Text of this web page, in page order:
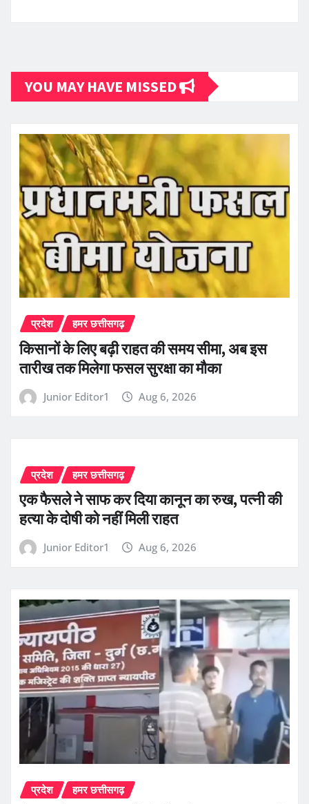
YOU MAY HAVE MISSED
प्रदेश हमर छत्तीसगढ़
किसानों के लिए बढ़ी राहत की समय सीमा, अब इस
तारीख तक मिलेगा फसल सुरक्षा का मौका
Junior Editor1 Aug 6, 2026
प्रदेश हमर छत्तीसगढ़
एक फैसले ने साफ कर दिया कानून का रुख, पत्नी की
हत्या के दोषी को नहीं मिली राहत
Junior Editor1 Aug 6, 2026
प्रदेश हमर छत्तीसगढ़